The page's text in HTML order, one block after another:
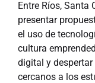
Entre Ríos, Santa
presentar
el uso de
cultura
digital y
cercanos a los